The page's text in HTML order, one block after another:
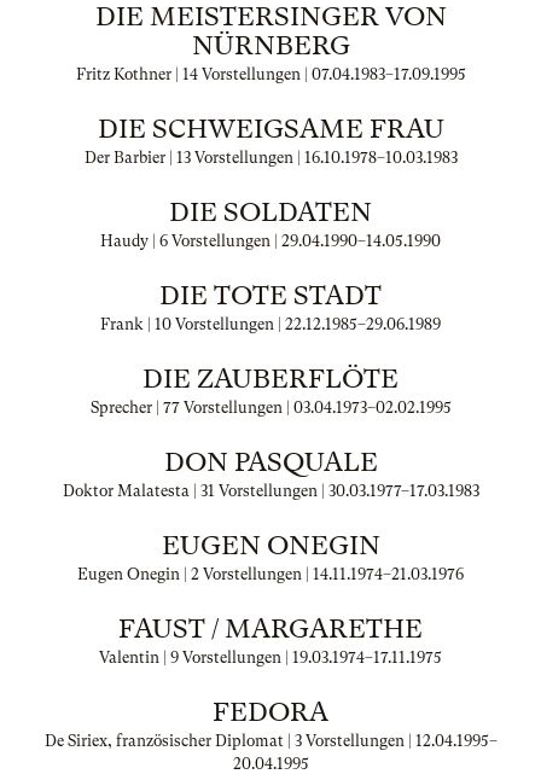
DIE MEISTERSINGER VON
NÜRNBERG
Fritz Kothner | 14 Vorstellungen | 07.04.1983–17.09.1995
DIE SCHWEIGSAME FRAU
Der Barbier | 13 Vorstellungen | 16.10.1978–10.03.1983
DIE SOLDATEN
Haudy | 6 Vorstellungen | 29.04.1990–14.05.1990
DIE TOTE STADT
Frank | 10 Vorstellungen | 22.12.1985–29.06.1989
DIE ZAUBERFLÖTE
Sprecher | 77 Vorstellungen | 03.04.1973–02.02.1995
DON PASQUALE
Doktor Malatesta | 31 Vorstellungen | 30.03.1977–17.03.1983
EUGEN ONEGIN
Eugen Onegin | 2 Vorstellungen | 14.11.1974–21.03.1976
FAUST / MARGARETHE
Valentin | 9 Vorstellungen | 19.03.1974–17.11.1975
FEDORA
De Siriex, französischer Diplomat | 3 Vorstellungen | 12.04.1995–
20.04.1995